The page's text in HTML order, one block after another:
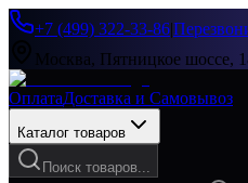
+7 (499) 322-33-86|
Москва, Пятницкое шоссе,
ОплатаДоставка и Самовывоз
Каталог товаров
Поиск товаров...